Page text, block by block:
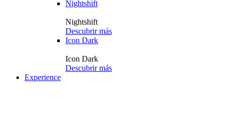
Nightshift
Nightshift
Descubrir más
Icon Dark
Icon Dark
Descubrir más
Experience